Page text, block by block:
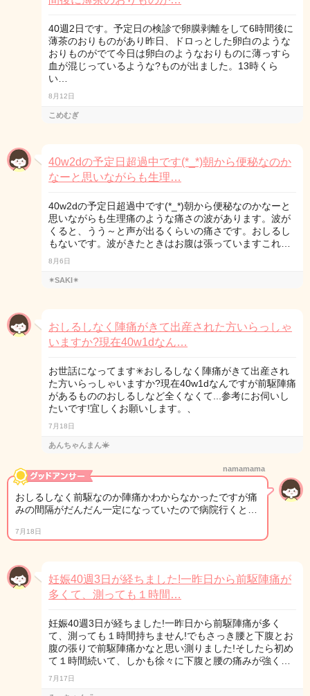
40週2日です。予定日の検診で卵膜剥離をして6時間後に
薄茶のおりものがあり昨日、ドロっとした卵白のような
おりものがでて今日は卵白のようなおりものに薄っすら
血が混じっているような?ものが出ました。13時くら
い…
8月12日
こめむぎ
40w2dの予定日超過中です(*_*)朝から便秘なのか
なーと思いながらも生理…
40w2dの予定日超過中です(*_*)朝から便秘なのかなーと
思いながらも生理痛のような痛さの波があります。波が
くると、うう～と声が出るくらいの痛さです。おしるし
もないです。波がきたときはお腹は張っていますこれ…
8月6日
✴SAKI✴
おしるしなく陣痛がきて出産された方いらっしゃ
いますか?現在40w1dなん…
お世話になってます✳︎おしるしなく陣痛がきて出産され
た方いらっしゃいますか?現在40w1dなんですが前駆陣痛
があるもののおしるしなど全くなくて...参考にお伺いし
たいです!宜しくお願いします。、
7月18日
あんちゃんまん☀︎
namamama
おしるしなく前駆なのか陣痛かわからなかったですが痛
みの間隔がだんだん一定になっていたので病院行くと…
7月18日
妊娠40週3日が経ちました!一昨日から前駆陣痛が
多くて、測っても１時間…
妊娠40週3日が経ちました!一昨日から前駆陣痛が多く
て、測っても１時間持ちません!でもさっき腰と下腹とお
腹の張りで前駆陣痛かなと思い測りました!そしたら初め
て１時間続いて、しかも徐々に下腹と腰の痛みが強く…
7月17日